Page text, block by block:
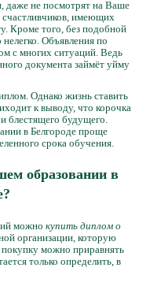
даже не посмотрят на Ваше
счастливчиков, имеющих
Кроме того, без подобной
Объявления по
с многих ситуаций. Ведь
документа займёт уйму
Однако жизнь ставить
к выводу, что корочка
блестящего будущего.
в Белгороде проще
срока обучения.
образовании в
можно купить диплом о
организации, которую
можно приравнять
только определить, в